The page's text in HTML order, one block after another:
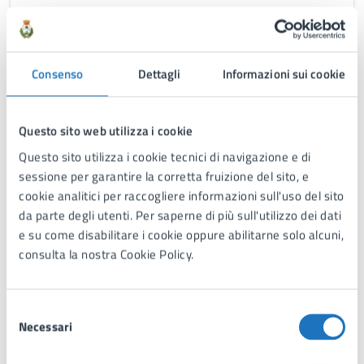
Consenso Dettagli Informazioni sui cookie
Questo sito web utilizza i cookie
Questo sito utilizza i cookie tecnici di navigazione e di
sessione per garantire la corretta fruizione del sito, e
cookie analitici per raccogliere informazioni sull'uso del sito
da parte degli utenti. Per saperne di più sull'utilizzo dei dati
e su come disabilitare i cookie oppure abilitarne solo alcuni,
consulta la nostra Cookie Policy.
delNecessari
MOBILITÀ SOSTENIBILE COLLEGAMENTO
BEVAGNA CON IL PARCHEGGIO GIÀ REALIZZATO A
RIDOSSO DELLA FOCE DEL CHIDRO
DOCUMENTO DI PROGRAMMAZIONE E RENDICONTAZIONE
Riqualificazione e rifunzionalizzazione di
immobili storici e di edifici confiscati alla
mafia
PROGETTO DI FATTIBILITA' TECNICA ED ECONOMICA
"RIQUALIFICAZIONE E RIFUNZIONALIZZAZIONE DI
DI PERTINENZA, PER UN IMPORTO COMPLESSIVO DI €
2.460.000,00